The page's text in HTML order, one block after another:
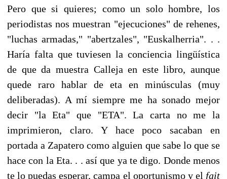
Pero que si quieres; como un solo hombre, los
periodistas nos muestran "ejecuciones" de rehenes,
"luchas armadas," "abertzales", "Euskalherria". . .
Haría falta que tuviesen la conciencia lingüística
de que da muestra Calleja en este libro, aunque
quede raro hablar de eta en minúsculas (muy
deliberadas). A mí siempre me ha sonado mejor
decir "la Eta" que "ETA". La carta no me la
imprimieron, claro. Y hace poco sacaban en
portada a Zapatero como alguien que sabe lo que se
hace con la Eta. . . así que ya te digo. Donde menos
te lo puedas esperar, campa el oportunismo y el fait